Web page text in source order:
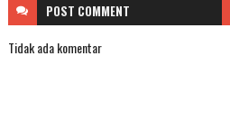
POST COMMENT
Tidak ada komentar